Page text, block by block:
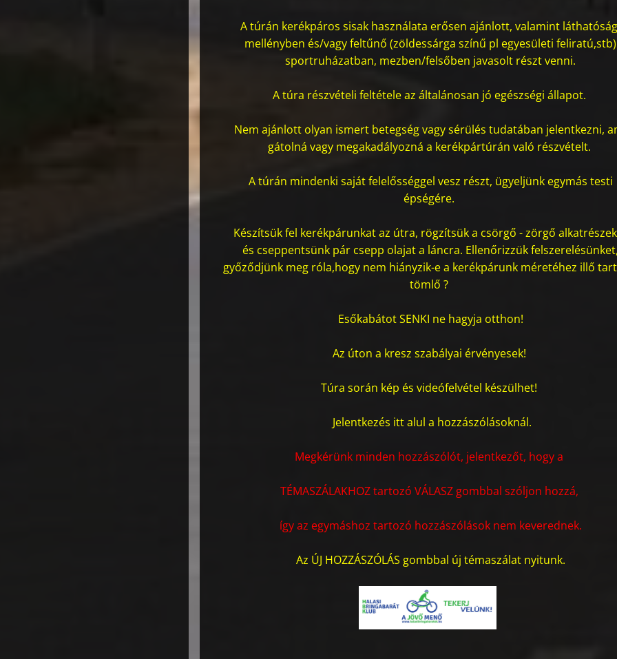
A túrán kerékpáros sisak használata erősen ajánlott, valamint
mellényben és/vagy feltűnő (zöldessárga színű pl egyesületi feliratú,stb)
sportruházatban, mezben/felsőben javasolt részt venni.
A túra részvételi feltétele az általánosan jó egészségi állapot.
Nem ajánlott olyan ismert betegség vagy sérülés tudatában jelentkezni,
gátolná vagy megakadályozná a kerékpártúrán való részvételt.
A túrán mindenki saját felelősséggel vesz részt, ügyeljünk egymás testi
épségére.
Készítsük fel kerékpárunkat az útra, rögzítsük a csörgő - zörgő
és cseppentsünk pár csepp olajat a láncra. Ellenőrizzük
győződjünk meg róla,hogy nem hiányzik-e a kerékpárunk méretéhez illő
tömlő ?
Esőkabátot SENKI ne hagyja otthon!
Az úton a kresz szabályai érvényesek!
Túra során kép és videófelvétel készülhet!
Jelentkezés itt alul a hozzászólásoknál.
Megkérünk minden hozzászólót, jelentkezőt, hogy a
TÉMASZÁLAKHOZ tartozó VÁLASZ gombbal szóljon hozzá,
így az egymáshoz tartozó hozzászólások nem keverednek.
Az ÚJ HOZZÁSZÓLÁS gombbal új témaszálat nyitunk.